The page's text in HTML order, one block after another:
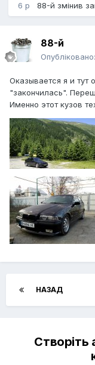
6 р 88-й змінив
88-й
Опубліковано:
Оказывается я и тут
"закончилась".
Именно этот кузов
НАЗАД
Створіть